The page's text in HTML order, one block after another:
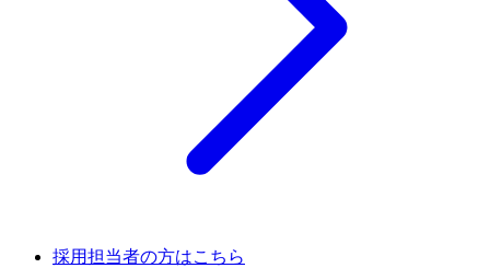
採用担当者の方はこちら